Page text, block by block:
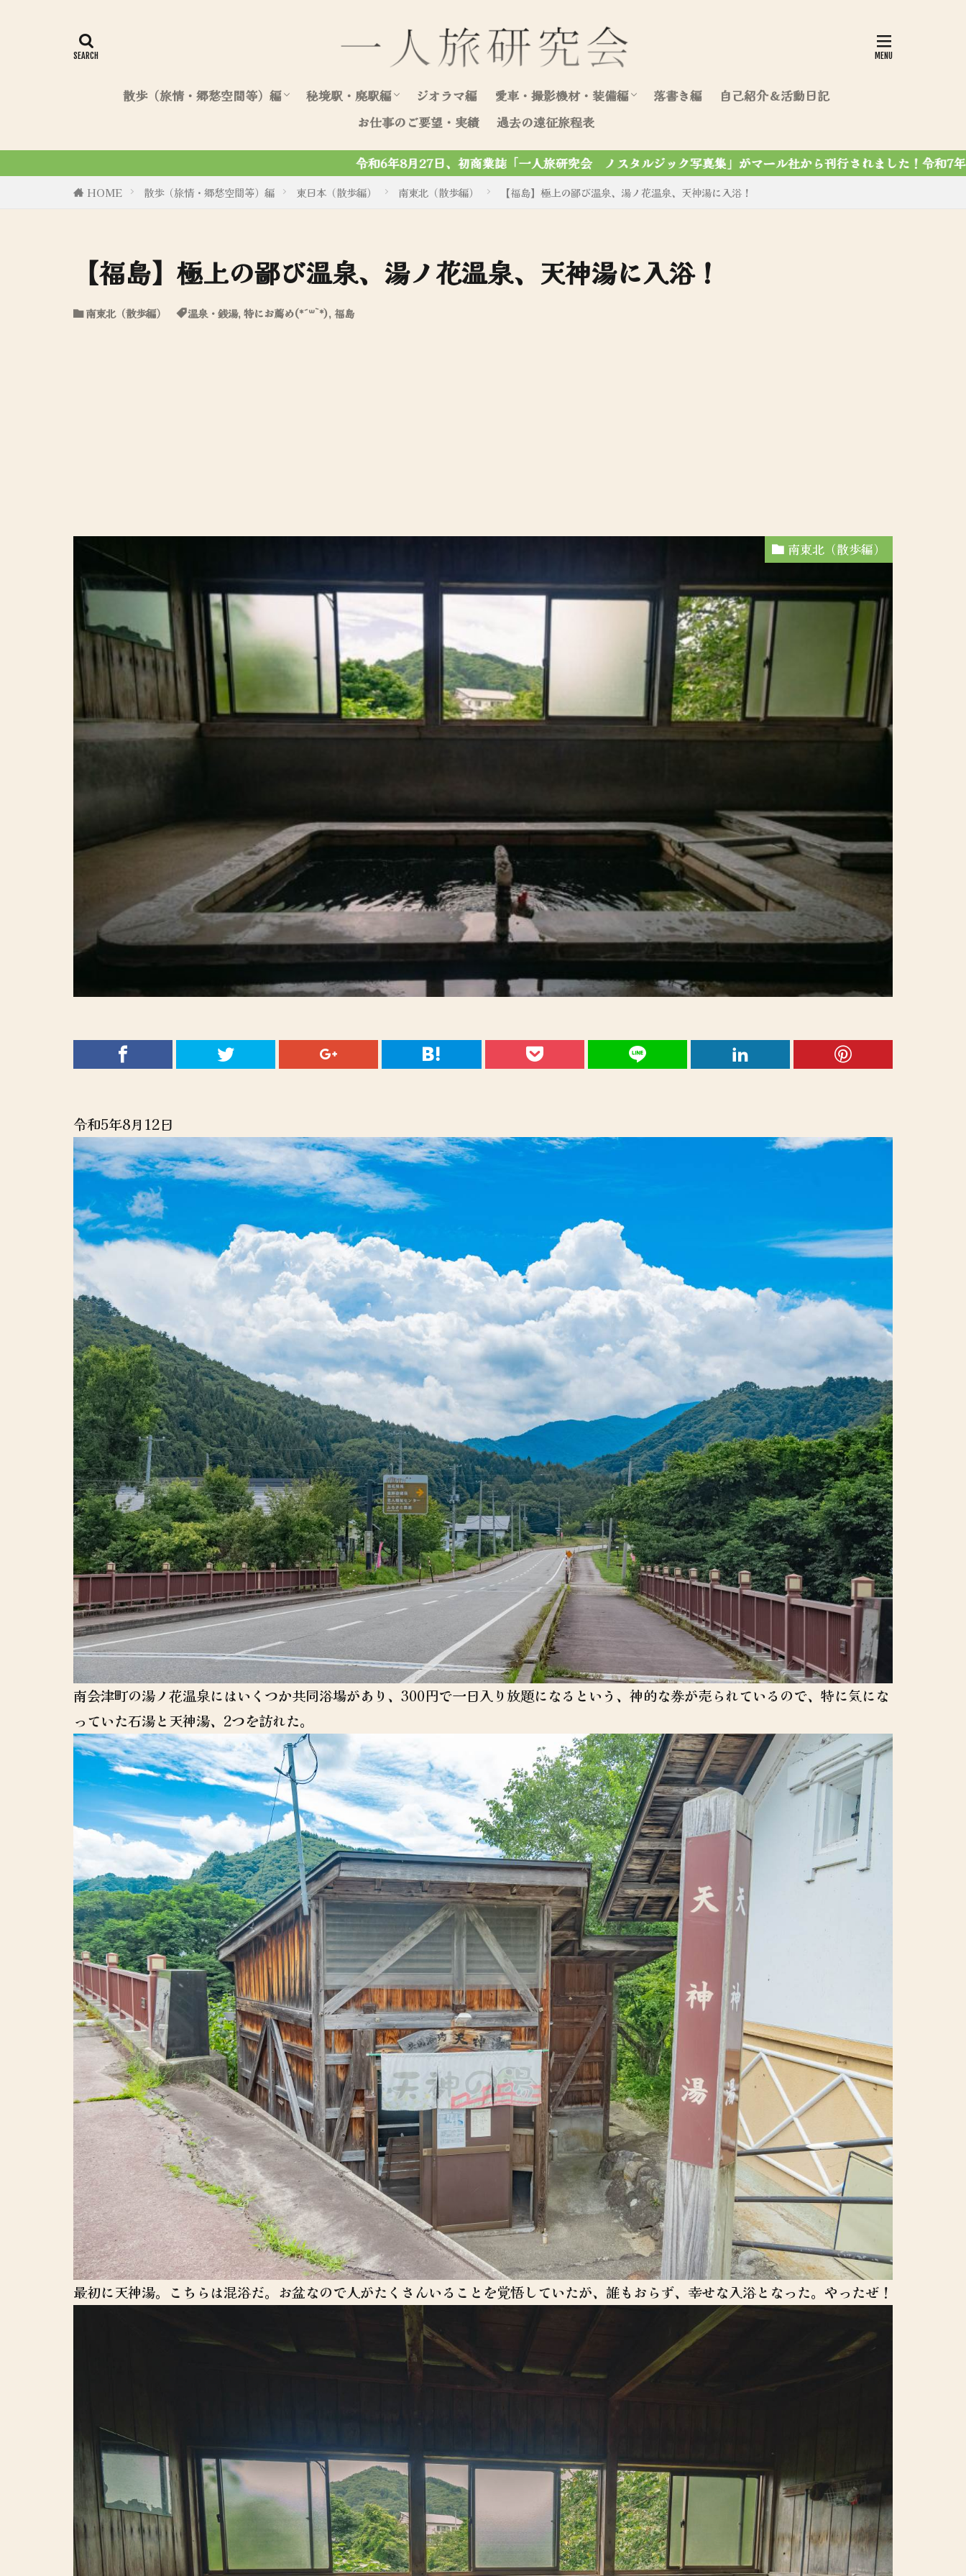
散歩（旅情・郷愁空間等）編 秘境駅・廃駅編
北海道（駅編）
東日本（駅編）
西日本（駅編）
ジオラマ編 愛車・撮影機材・装備編
愛車写真集
愛車整備・装飾記録
落書き編
自己紹介＆活動日記
お仕事のご要望・実績
過去の遠征旅程表
令和6年8月27日、初商業誌「一人旅研究会 ノスタルジック写真集」がマール社から刊行されました！令和7年12月7第4刷達成✨
HOME 散歩（旅情・郷愁空間等）編 東日本（散歩編） 南東北（散歩編） 【福島】極上の鄙び温泉、湯ノ花温泉、天神湯に入浴！
【福島】極上の鄙び温泉、湯ノ花温泉、天神湯に入浴！
南東北（散歩編） 温泉・銭湯, 特にお薦め(*´꒳`*), 福島
南東北（散歩編）
令和5年8月12日
南会津町の湯ノ花温泉にはいくつか共同浴場があり、300円で一日入り放題になるという、神的な券が売られているので、特に気にな
っていた石湯と天神湯、2つを訪れた。
最初に天神湯。こちらは混浴だ。お盆なので人がたくさんいることを覚悟していたが、誰もおらず、幸せな入浴となった。やったぜ！